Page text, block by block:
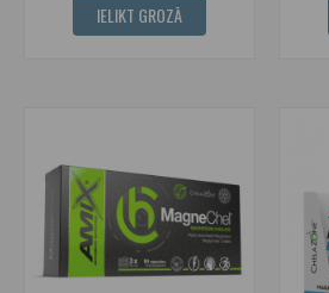
IELIKT GROZĀ